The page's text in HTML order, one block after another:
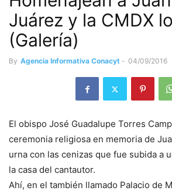
Juárez y la CMDX
(Galería)
By Agencia Informativa Conacyt - 04/09/2016
El obispo José Guadalupe Torres
ceremonia religiosa en memoria de
urna con las cenizas que fue subida a
la casa del cantautor.
Ahí, en el también llamado Palacio de